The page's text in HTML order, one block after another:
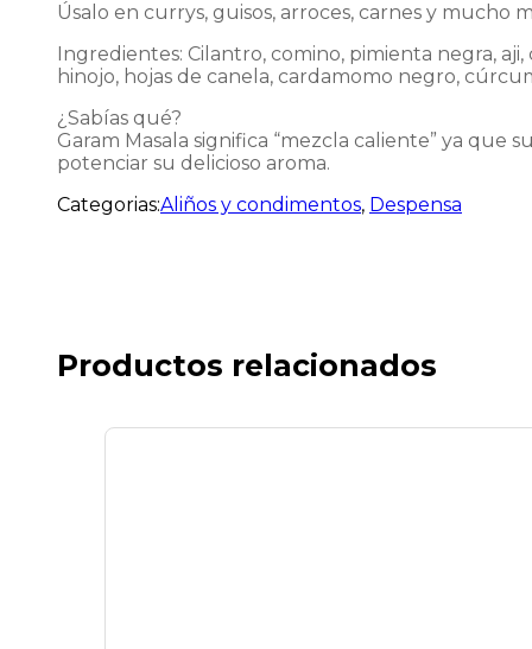
Úsalo en currys, guisos, arroces, carnes y mucho
Ingredientes: Cilantro, comino, pimienta negra,
hinojo, hojas de canela, cardamomo negro,
¿Sabías qué?⁠
Garam Masala significa “mezcla caliente” ya que
potenciar su delicioso aroma.⁠
Categorias:Aliños y condimentos, Despensa
Productos relacionados